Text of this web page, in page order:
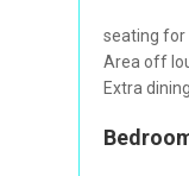
seating for
Area off
Extra